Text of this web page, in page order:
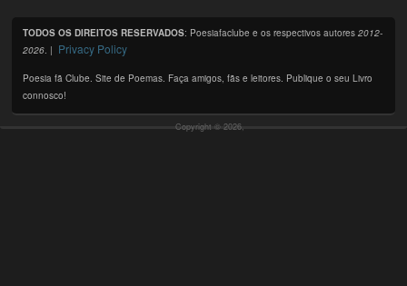
TODOS OS DIREITOS RESERVADOS: Poesiafaclube e os respectivos autores2012-
2026. | Privacy Policy
Poesia fã Clube. Site de Poemas. Faça amigos, fãs e leitores. Publique o seu Livro
connosco!
Copyright © 2026,